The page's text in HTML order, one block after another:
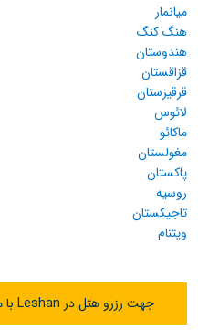
میانمار
هنگ کنگ
هندوستان
قزاقستان
قرقیزستان
لائوس
ماکائو
مغولستان
پاکستان
روسیه
تاجیکستان
ویتنام
جهت رزرو هتل در Leshan با ما تماس بگیرید :